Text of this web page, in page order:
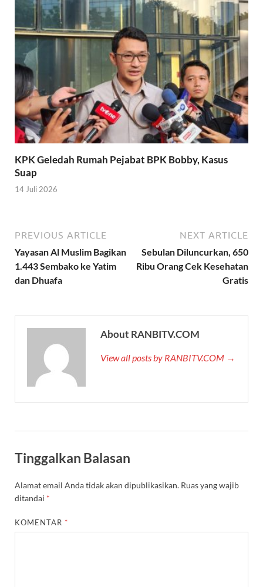
KPK Geledah Rumah Pejabat BPK Bobby, Kasus
Suap
14 Juli 2026
PREVIOUS ARTICLE
Yayasan Al Muslim Bagikan
1.443 Sembako ke Yatim
dan Dhuafa
NEXT ARTICLE
Sebulan Diluncurkan, 650
Ribu Orang Cek Kesehatan
Gratis
About RANBITV.COM
View all posts by RANBITV.COM →
Tinggalkan Balasan
Alamat email Anda tidak akan dipublikasikan. Ruas yang wajib
ditandai *
KOMENTAR *